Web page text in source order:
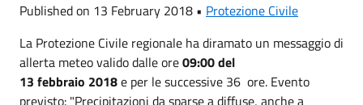
Published on 13 February 2018 • Protezione Civile
La Protezione Civile regionale ha diramato un messaggio di
allerta meteo valido dalle ore09:00 del
13 febbraio 2018e per le successive 36 ore. Evento
previsto: "Precipitazioni da sparse a diffuse, anche a